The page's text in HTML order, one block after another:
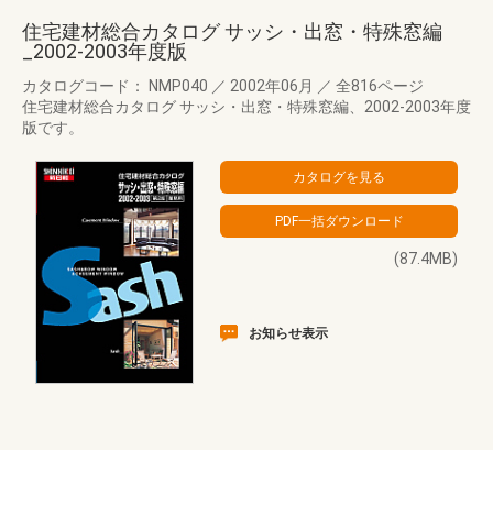
住宅建材総合カタログ サッシ・出窓・特殊窓編
_2002-2003年度版
カタログコード： NMP040 ／ 2002年06月 ／ 全816ページ
住宅建材総合カタログ サッシ・出窓・特殊窓編、2002-2003年度
版です。
(87.4MB)
お知らせ表示